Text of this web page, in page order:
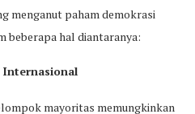
menganut paham demokrasi
beberapa hal diantaranya:
Internasional
mayoritas memungkinkan